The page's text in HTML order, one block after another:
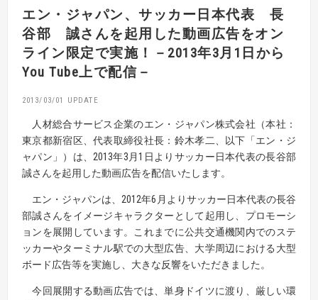
エン・ジャパン、サッカー日本代表 長
谷部 誠さんを起用した動画広告をオン
ライン限定で実施！
－2013年3月1日から
You Tube上で配信－
2013/03/01
人材総合サービス企業のエン・ジャパン株式会社（本社：
東京都新宿区、代表取締役社長：鈴木孝二、以下「エン・ジ
ャパン」）は、2013年3月1日よりサッカー日本代表の長谷部
誠さんを起用した動画広告を配信いたします。
エン・ジャパンは、2012年6月よりサッカー日本代表の長谷
部誠さんをイメージキャラクターとして起用し、プロモーシ
ョンを展開しています。これまでに公共交通機関内でのステ
ッカーやターミナル駅での大型広告、大学周辺における大型
ボード広告等を実施し、大きな反響をいただきました。
今回展開する動画広告では、単身ドイツに渡り、厳しい環